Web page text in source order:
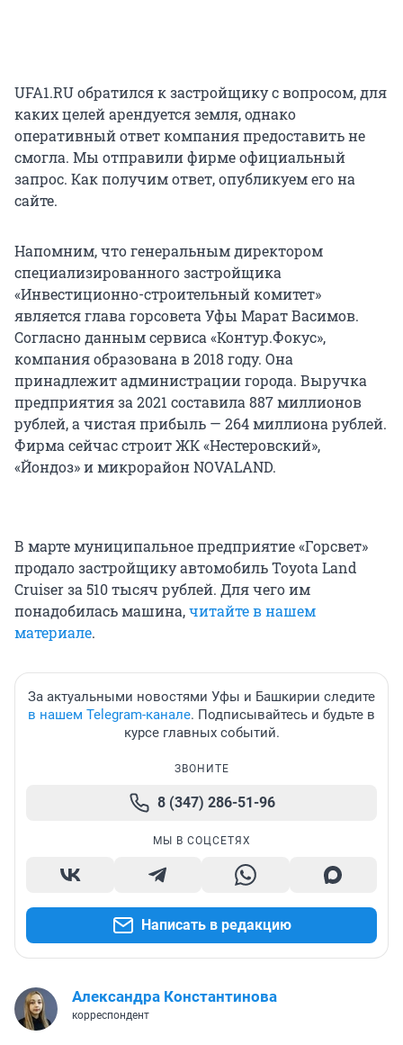
UFA1.RU обратился к застройщику с вопросом, для
каких целей арендуется земля, однако
оперативный ответ компания предоставить не
смогла. Мы отправили фирме официальный
запрос. Как получим ответ, опубликуем его на
сайте.
Напомним, что генеральным директором
специализированного застройщика
«Инвестиционно-строительный комитет»
является глава горсовета Уфы Марат Васимов.
Согласно данным сервиса «Контур.Фокус»,
компания образована в 2018 году. Она
принадлежит администрации города. Выручка
предприятия за 2021 составила 887 миллионов
рублей, а чистая прибыль — 264 миллиона рублей.
Фирма сейчас строит ЖК «Нестеровский»,
«Йондоз» и микрорайон NOVALAND.
В марте муниципальное предприятие «Горсвет»
продало застройщику автомобиль Toyota Land
Cruiser за 510 тысяч рублей. Для чего им
понадобилась машина,читайте в нашем
материале.
За актуальными новостями Уфы и Башкирии следите
в нашем Telegram-канале. Подписывайтесь и будьте в
курсе главных событий.
ЗВОНИТЕ
8 (347) 286-51-96
МЫ В СОЦСЕТЯХ
Написать в редакцию
Александра Константинова
корреспондент